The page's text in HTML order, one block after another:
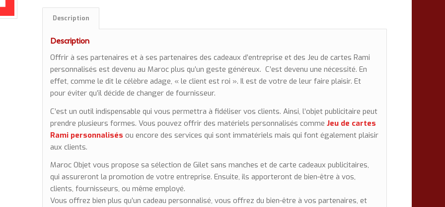
Description
Description
Offrir à ses partenaires et à ses partenaires des cadeaux d’entreprise et des Jeu de cartes Rami
personnalisés est devenu au Maroc plus qu’un geste généreux. C’est devenu une nécessité. En
effet, comme le dit le célèbre adage, « le client est roi ». Il est de votre de leur faire plaisir. Et
pour éviter qu’il décide de changer de fournisseur.
C’est un outil indispensable qui vous permettra à fidéliser vos clients. Ainsi, l’objet publicitaire peut
prendre plusieurs formes. Vous pouvez offrir des matériels personnalisés comme Jeu de cartes
Rami personnalisés ou encore des services qui sont immatériels mais qui font également plaisir
aux clients.
Maroc Objet vous propose sa sélection de Gilet sans manches et de carte cadeaux publicitaires,
qui assureront la promotion de votre entreprise. Ensuite, ils apporteront de bien-être à vos,
clients, fournisseurs, ou même employé.
Vous offrez bien plus qu’un cadeau personnalisé, vous offrez du bien-être à vos partenaires, et